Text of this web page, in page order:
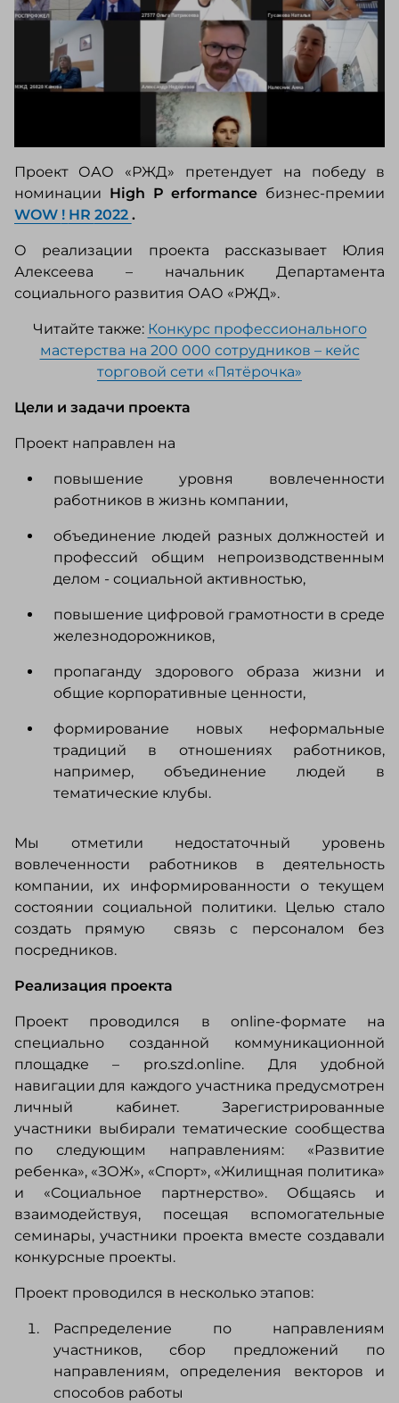
Проект ОАО «РЖД» претендует на победу в
номинации High Performance бизнес-премии
WOW ! HR 2022 .
О реализации проекта рассказывает Юлия
Алексеева – начальник Департамента
социального развития ОАО «РЖД».
Читайте также: Конкурс профессионального
мастерства на 200 000 сотрудников – кейс
торговой сети «Пятёрочка»
Цели и задачи проекта
Проект направлен на
повышение уровня вовлеченности
работников в жизнь компании,
объединение людей разных должностей и
профессий общим непроизводственным
делом - социальной активностью,
повышение цифровой грамотности в среде
железнодорожников,
пропаганду здорового образа жизни и
общие корпоративные ценности,
формирование новых неформальные
традиций в отношениях работников,
например, объединение людей в
тематические клубы.
Мы отметили недостаточный уровень
вовлеченности работников в деятельность
компании, их информированности о текущем
состоянии социальной политики. Целью стало
создать прямую связь с персоналом без
посредников.
Реализация проекта
Проект проводился в online-формате на
специально созданной коммуникационной
площадке – pro.szd.online. Для удобной
навигации для каждого участника предусмотрен
личный кабинет. Зарегистрированные
участники выбирали тематические сообщества
по следующим направлениям: «Развитие
ребенка», «ЗОЖ», «Спорт», «Жилищная политика»
и «Социальное партнерство». Общаясь и
взаимодействуя, посещая вспомогательные
семинары, участники проекта вместе создавали
конкурсные проекты.
Проект проводился в несколько этапов:
Распределение по направлениям
участников, сбор предложений по
направлениям, определения векторов и
способов работы